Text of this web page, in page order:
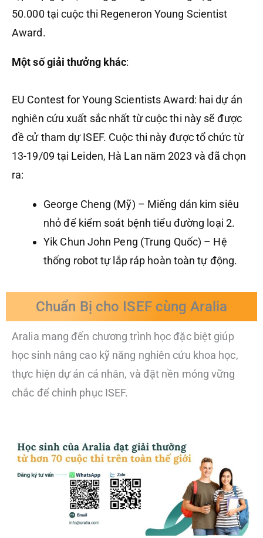
50.000 tại cuộc thi Regeneron Young Scientist
Award.
Một số giải thưởng khác:
EU Contest for Young Scientists Award: hai dự án
nghiên cứu xuất sắc nhất từ cuộc thi này sẽ được
đề cử tham dự ISEF. Cuộc thi này được tổ chức từ
13-19/09 tại Leiden, Hà Lan năm 2023 và đã chọn
ra:
George Cheng (Mỹ) – Miếng dán kim siêu
nhỏ để kiểm soát bệnh tiểu đường loại 2.
Yik Chun John Peng (Trung Quốc) – Hệ
thống robot tự lắp ráp hoàn toàn tự động.
Chuẩn Bị cho ISEF cùng Aralia
Aralia mang đến chương trình học đặc biệt giúp
học sinh nâng cao kỹ năng nghiên cứu khoa học,
thực hiện dự án cá nhân, và đặt nền móng vững
chắc để chinh phục ISEF.